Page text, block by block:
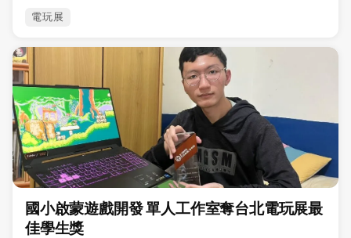
電玩展
國小啟蒙遊戲開發 單人工作室奪台北電玩展最
佳學生獎